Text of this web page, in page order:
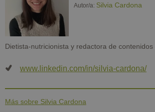
Autor/a: Silvia Cardona
Dietista-nutricionista y redactora de contenidos
www.linkedin.com/in/silvia-cardona/
Más sobre Silvia Cardona